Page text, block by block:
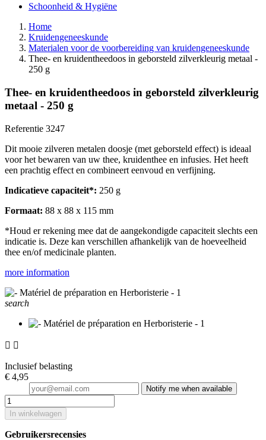
Schoonheid & Hygiëne
Home
Kruidengeneeskunde
Materialen voor de voorbereiding van kruidengeneeskunde
Thee- en kruidentheedoos in geborsteld zilverkleurig metaal -
250 g
Thee- en kruidentheedoos in geborsteld zilverkleurig
metaal - 250 g
Referentie 3247
Dit mooie zilveren metalen doosje (met geborsteld effect) is ideaal
voor het bewaren van uw thee, kruidenthee en infusies. Het heeft
een prachtig effect en combineert eenvoud en verfijning.
Indicatieve capaciteit*: 250 g
Formaat: 88 x 88 x 115 mm
*Houd er rekening mee dat de aangekondigde capaciteit slechts een
indicatie is. Deze kan verschillen afhankelijk van de hoeveelheid
thee en/of medicinale planten.
more information
search
 
Inclusief belasting
€ 4,95
Notify me when available
In winkelwagen
Gebruikersrecensies